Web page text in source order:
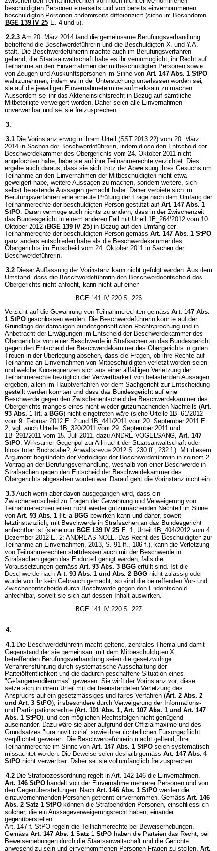
beschuldigten Personen einerseits und von bereits einvernommenen
beschuldigten Personen andererseits differenziert (siehe im Besonderen
BGE 139 IV 25 E. 4 und 5).
2.2.3 Am 20. März 2014 fand die gemeinsame Berufungsverhandlung
betreffend die Beschwerdeführerin und die Beschuldigten X. und Y.A.
statt. Die Beschwerdeführerin machte auch im Berufungsverfahren
geltend, die Staatsanwaltschaft habe es ihr verunmöglicht, ihr Recht auf
Teilnahme an den Einvernahmen der mitbeschuldigten Personen sowie
von Zeugen und Auskunftspersonen im Sinne von Art. 147 Abs. 1 StPO
wahrzunehmen, indem es in der Untersuchung unterlassen worden sei,
sie auf die jeweiligen Einvernahmetermine aufmerksam zu machen.
Ausserdem sei ihr das Akteneinsichtsrecht in Bezug auf sämtliche
Mitbeteiligte verweigert worden. Daher seien alle Einvernahmen
unverwertbar und sei sie freizusprechen.
3.
3.1 Die Vorinstanz erwog in ihrem Urteil (SST.2013.22) vom 20. März
2014 in Sachen der Beschwerdeführerin, indem diese den Entscheid der
Beschwerdekammer des Obergerichts vom 24. Oktober 2011 nicht
angefochten habe, habe sie auf ihre Teilnahmerechte verzichtet. Dies
ergehe auch daraus, dass sie sich trotz der Abweisung ihres Gesuchs um
Teilnahme an den Einvernahmen der Mitbeschuldigten nicht etwa
geweigert habe, weitere Aussagen zu machen, sondern weitere, sich
selbst belastende Aussagen gemacht habe. Daher verbiete sich im
Berufungsverfahren eine erneute Prüfung der Frage nach dem Umfang der
Teilnahmerechte der beschuldigten Person gestützt auf Art. 147 Abs. 1
StPO. Daran vermöge auch nichts zu ändern, dass in der Zwischenzeit
das Bundesgericht in einem anderen Fall mit Urteil 1B_264/2012 vom 10.
Oktober 2012 ( BGE 139 IV 25) in Bezug auf den Umfang der
Teilnahmerechte der beschuldigten Person gemäss Art. 147 Abs. 1 StPO
ganz anders entschieden habe als die Beschwerdekammer des
Obergerichts im Entscheid vom 24. Oktober 2011 in Sachen der
Beschwerdeführerin.
3.2 Dieser Auffassung der Vorinstanz kann nicht gefolgt werden. Aus dem
Umstand, dass die Beschwerdeführerin den Beschwerdeentscheid des
Obergerichts nicht anfocht, kann nicht auf einen
BGE 141 IV 220 S. 226
Verzicht auf die Gewährung von Teilnahmerechten gemäss Art. 147 Abs.
1 StPO geschlossen werden. Die Beschwerdeführerin konnte auf der
Grundlage der damaligen bundesgerichtlichen Rechtsprechung und in
Anbetracht der Erwägungen im Entscheid der Beschwerdekammer des
Obergerichts von einer Beschwerde in Strafsachen an das Bundesgericht
gegen den Entscheid der Beschwerdekammer des Obergerichts in guten
Treuen in der Überlegung absehen, dass die Fragen, ob ihre Rechte auf
Teilnahme an Einvernahmen von Mitbeschuldigten verletzt worden seien
und welche Konsequenzen sich aus einer allfälligen Verletzung der
Teilnahmerechte bezüglich der Verwertbarkeit von belastenden Aussagen
ergeben, allein im Hauptverfahren vor dem Sachgericht zur Entscheidung
gestellt werden konnten und dass das Bundesgericht auf eine
Beschwerde gegen den Zwischenentscheid der Beschwerdekammer des
Obergerichts mangels eines nicht wieder gutzumachenden Nachteils (Art.
93 Abs. 1 lit. a BGG) nicht eingetreten wäre (siehe Urteile 1B_61/2012
vom 9. Februar 2012 E. 2 und 1B_441/2011 vom 20. September 2011 E.
2; vgl. auch Urteile 1B_320/2011 vom 29. September 2011 und
1B_291/2011 vom 15. Juli 2011, dazu ANDRÉ VOGELSANG, Art. 147
StPO: Wirksamer Gegenpol zur Allmacht der Staatsanwaltschaft oder
bloss toter Buchstabe?, Anwaltsrevue 2012 S. 230 ff., 232 f.). Mit diesem
Argument begründete der Verteidiger der Beschwerdeführerin in seinem 2.
Vortrag an der Berufungsverhandlung, weshalb von einer Beschwerde in
Strafsachen gegen den Entscheid der Beschwerdekammer des
Obergerichts abgesehen worden war. Darauf geht die Vorinstanz nicht ein.
3.3 Auch wenn aber davon ausgegangen wird, dass ein
Zwischenentscheid zu Fragen der Gewährung und Verweigerung von
Teilnahmerechten einen nicht wieder gutzumachenden Nachteil im Sinne
von Art. 93 Abs. 1 lit. a BGG bewirken kann und daher, soweit
letztinstanzlich, mit Beschwerde in Strafsachen an das Bundesgericht
anfechtbar ist (siehe nun BGE 139 IV 25 E. 1; Urteil 1B_404/2012 vom 4.
Dezember 2012 E. 2; ANDREAS NOLL, Das Recht des Beschuldigten zur
Teilnahme an Einvernahmen, 2013, S. 91 ff., 106 f.), kann die Verletzung
von Teilnahmerechten stattdessen auch mit der Beschwerde in
Strafsachen gegen das Endurteil gerügt werden, falls die
Voraussetzungen gemäss Art. 93 Abs. 3 BGG erfüllt sind. Ist die
Beschwerde nach Art. 93 Abs. 1 und Abs. 2 BGG nicht zulässig oder
wurde von ihr kein Gebrauch gemacht, so sind die betreffenden Vor- und
Zwischenentscheide durch Beschwerde gegen den Endentscheid
anfechtbar, soweit sie sich auf dessen Inhalt auswirken.
BGE 141 IV 220 S. 227
4.
4.1 Die Beschwerdeführerin macht geltend, zentrales Thema und damit
Gegenstand der sie gemeinsam mit dem Mitbeschuldigten X.
betreffenden Berufungsverhandlung seien die gesetzwidrige
Verfahrensführung durch systematische Ausschaltung der
Parteiöffentlichkeit und die dadurch geschaffene Situation eines
"Gefangenendilemmas" gewesen. Sie wirft der Vorinstanz vor, diese
setze sich in ihrem Urteil mit der beanstandeten Verletzung des
Anspruchs auf ein gesetzmässiges und faires Verfahren (Art. 2 Abs. 2
und Art. 3 StPO), insbesondere durch Verweigerung der Informations-
und Partizipationsrechte (Art. 101 Abs. 1, Art. 107 Abs. 1 und Art. 147
Abs. 1 StPO), und den möglichen Rechtsfolgen nicht genügend
auseinander. Dazu wäre sie aber aufgrund der Offizialmaxime und des
Grundsatzes "iura novit curia" sowie ihrer richterlichen Fürsorgepflicht
verpflichtet gewesen. Die Beschwerdeführerin macht geltend, ihre
Teilnahmerechte im Sinne von Art. 147 Abs. 1 StPO seien systematisch
missachtet worden. Die Beweise seien deshalb gemäss Art. 147 Abs. 4
StPO nicht verwertbar. Daher sei sie vollumfänglich freizusprechen.
4.2 Die Strafprozessordnung regelt in Art. 142-146 die Einvernahmen.
Art. 146 StPO handelt von der Einvernahme mehrerer Personen und von
den Gegenüberstellungen. Nach Art. 146 Abs. 1 StPO werden die
einzuvernehmenden Personen getrennt einvernommen. Gemäss Art. 146
Abs. 2 Satz 1 StPO können die Strafbehörden Personen, einschliesslich
solcher, die ein Aussageverweigerungsrecht haben, einander
gegenüberstellen.
Art. 147 f. StPO regeln die Teilnahmerechte bei Beweiserhebungen.
Gemäss Art. 147 Abs. 1 Satz 1 StPO haben die Parteien das Recht, bei
Beweiserhebungen durch die Staatsanwaltschaft und die Gerichte
anwesend zu sein und einvernommenen Personen Fragen zu stellen. Art.